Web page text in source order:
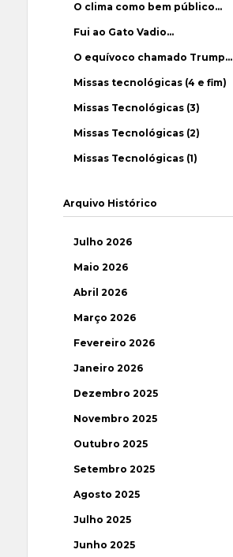
O clima como bem público…
Fui ao Gato Vadio…
O equívoco chamado Trump…
Missas tecnológicas (4 e fim)
Missas Tecnológicas (3)
Missas Tecnológicas (2)
Missas Tecnológicas (1)
Arquivo Histórico
Julho 2026
Maio 2026
Abril 2026
Março 2026
Fevereiro 2026
Janeiro 2026
Dezembro 2025
Novembro 2025
Outubro 2025
Setembro 2025
Agosto 2025
Julho 2025
Junho 2025